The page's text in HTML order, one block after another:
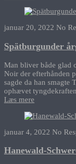
januar 20, 2022 No
Spätburgunder
Man bliver både glad
Noir der efterhånden
sagde da han smagte
ophævet
Læs mere
januar 4, 2022 No
Hanewald-